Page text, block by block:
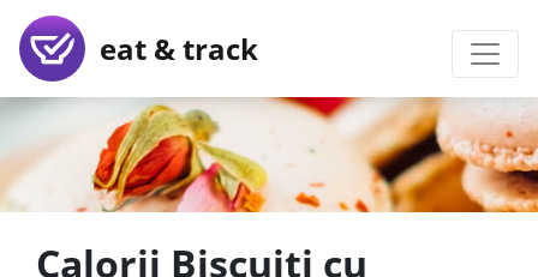
eat & track
Calorii Biscuiti cu